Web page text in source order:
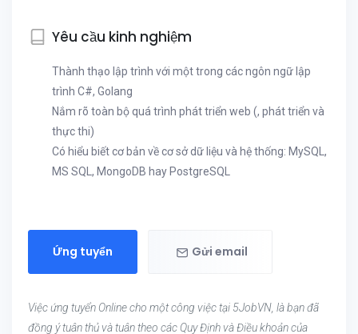
Yêu cầu kinh nghiệm
Thành thạo lập trình với một trong các ngôn ngữ lập
trình C#, Golang
Nắm rõ toàn bộ quá trình phát triển web (, phát triển và
thực thi)
Có hiểu biết cơ bản về cơ sở dữ liệu và hệ thống: MySQL,
MS SQL, MongoDB hay PostgreSQL
Ứng tuyển Gửi email
Việc ứng tuyển Online cho một công việc tại 5JobVN, là bạn đã
đồng ý tuân thủ và tuân theo các Quy Định và Điều khoản của